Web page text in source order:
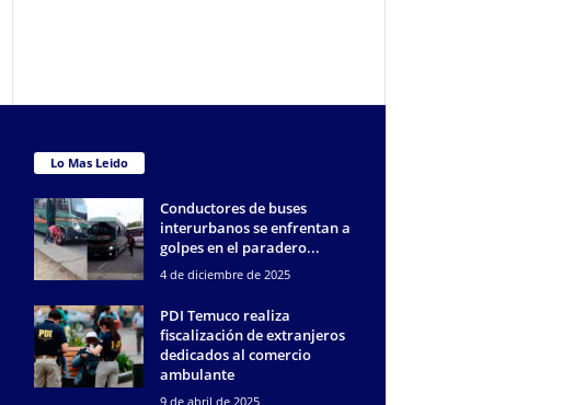
Lo Mas Leido
Conductores de buses
interurbanos se enfrentan a
golpes en el paradero...
4 de diciembre de 2025
PDI Temuco realiza
fiscalización de extranjeros
dedicados al comercio
ambulante
9 de abril de 2025